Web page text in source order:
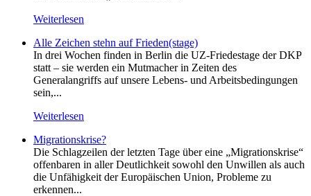
Weiterlesen
Alle Zeichen stehn auf Frieden(stage)
In drei Wochen finden in Berlin die UZ-Friedestage der DKP
statt – sie werden ein Mutmacher in Zeiten des
Generalangriffs auf unsere Lebens- und Arbeitsbedingungen
sein,...
Weiterlesen
Migrationskrise?
Die Schlagzeilen der letzten Tage über eine „Migrationskrise“
offenbaren in aller Deutlichkeit sowohl den Unwillen als auch
die Unfähigkeit der Europäischen Union, Probleme zu
erkennen...